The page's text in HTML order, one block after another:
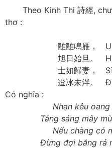
Theo Kinh Thi 詩經,
thơ :
雝雝鳴雁， Ung
旭日始旦。 Húc
士如歸妻， Sĩ
迨冰未泮。 Đãi
Có nghĩa :
Nhạn kêu
Tảng sáng mây mù,
Nếu chàng có
Đừng đợi băng rả